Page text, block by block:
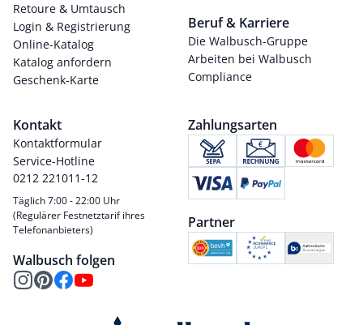
Retoure & Umtausch
Login & Registrierung
Online-Katalog
Katalog anfordern
Geschenk-Karte
Beruf & Karriere
Die Walbusch-Gruppe
Arbeiten bei Walbusch
Compliance
Kontakt
Kontaktformular
Service-Hotline
0212 221011-12
Täglich 7:00 - 22:00 Uhr
(Regulärer Festnetztarif ihres
Telefonanbieters)
Walbusch folgen
Zahlungsarten
Partner